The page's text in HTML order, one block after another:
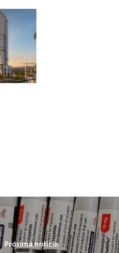
Próxima notícia